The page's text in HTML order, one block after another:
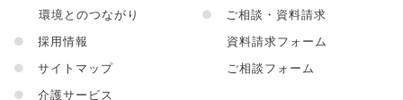
環境とのつながり
●
採用情報
●
サイトマップ
●
介護サービス
●
ご相談・資料請求
資料請求フォーム
ご相談フォーム